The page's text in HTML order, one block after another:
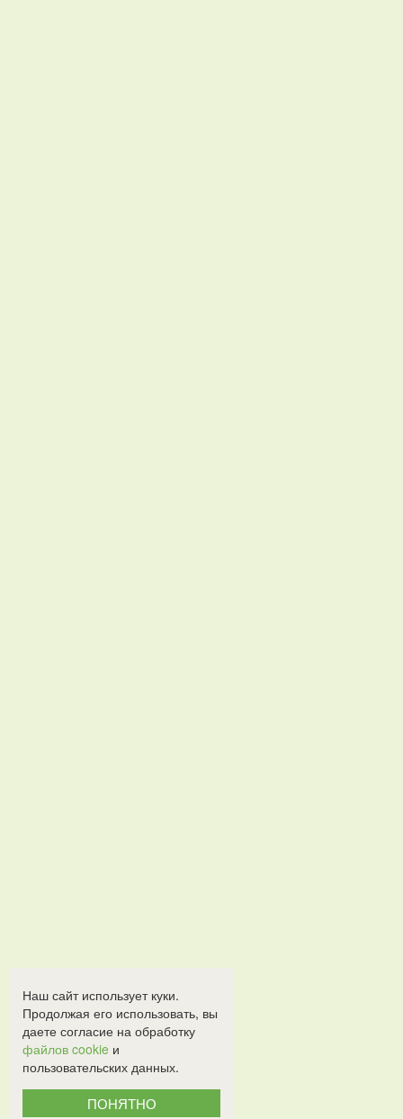
Наш сайт использует куки.
Продолжая его использовать, вы
даете согласие на обработку
файлов cookie и
пользовательских данных.
ПОНЯТНО